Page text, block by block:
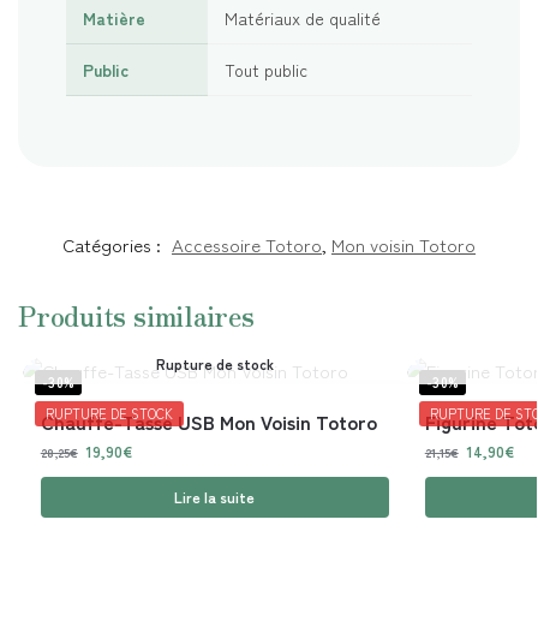
Matière Matériaux de qualité
Public Tout public
Catégories : Accessoire Totoro, Mon voisin Totoro
Produits similaires
-30%
RUPTURE DE STOCK
Rupture de stock
Chauffe-Tasse USB Mon Voisin Totoro
28,25€ 19,90€
Lire la suite
-30%
RUPTURE DE
Figurine
21,15€ 14,90€